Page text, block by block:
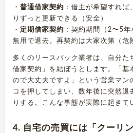
・ 普通借家契約 ：借主が希望すれ
りずっと更新できる（安全）
・ 定期借家契約 ：契約期間（2〜5
無用で退去。再契約は大家次第（危
多くのリースバック業者は、自分た
借家契約」を結ぼうとします。「基
ので大丈夫ですよ」という営業マン
コを押してしまい、数年後に突然退
りする。こんな事態が実際に起きて
4. 自宅の売買には「クーリ